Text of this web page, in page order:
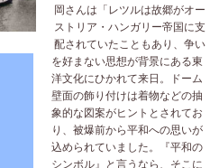
岡さんは「レツルは故郷がオー
ストリア・ハンガリー帝国に支
配されていたこともあり、争い
を好まない思想が背景にある東
洋文化にひかれて来日。ドーム
壁面の飾り付けは着物などの抽
象的な図案がヒントとされてお
り、被爆前から平和への思いが
込められていました。『平和の
シンボル』と言うなら、そこに